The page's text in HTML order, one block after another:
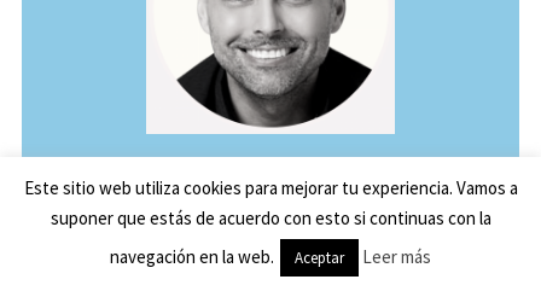
Depresión en autismo adulto
Este sitio web utiliza cookies para mejorar tu experiencia. Vamos a
suponer que estás de acuerdo con esto si continuas con la
navegación en la web.
Aceptar Leer más